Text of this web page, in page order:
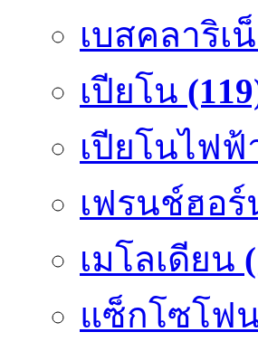
เบสคลาริเ
เปียโน
เปียโนไฟฟ้
เฟรนช์ฮอร์
เมโลเดียน
แซ็กโซโฟ